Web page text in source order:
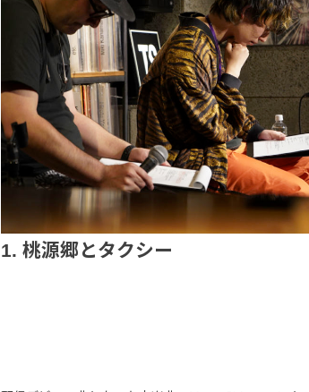
1. 桃源郷とタクシー